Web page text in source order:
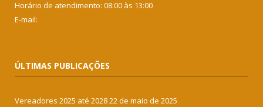
Horário de atendimento: 08:00 às 13:00
E-mail:
ÚLTIMAS PUBLICAÇÕES
Vereadores 2025 até 202822 de maio de 2025